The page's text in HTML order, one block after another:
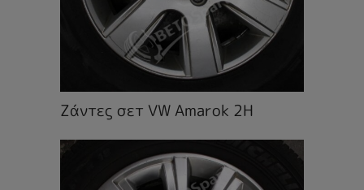
Ζάντες σετ VW Amarok 2H